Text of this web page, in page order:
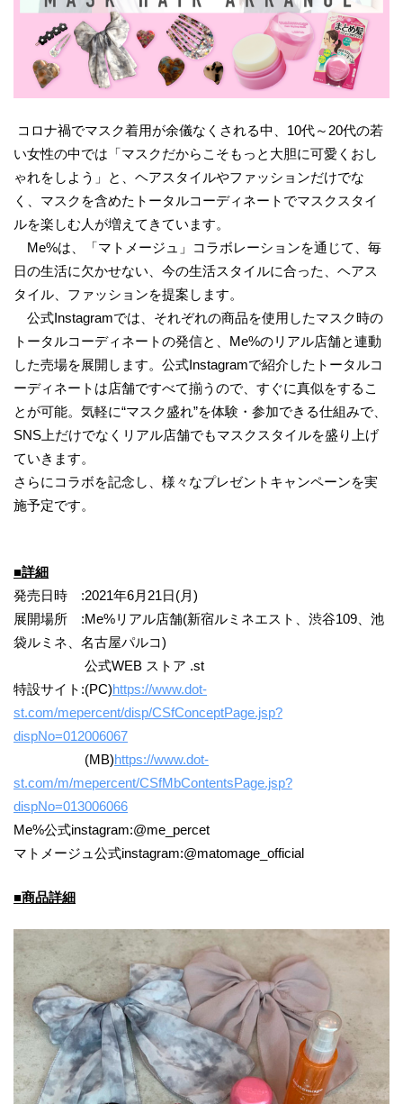
コロナ禍でマスク着用が余儀なくされる中、10代～20代の若
い女性の中では「マスクだからこそもっと大胆に可愛くおし
ゃれをしよう」と、ヘアスタイルやファッションだけでな
く、マスクを含めたトータルコーディネートでマスクスタイ
ルを楽しむ人が増えてきています。
Me%は、「マトメージュ」コラボレーションを通じて、毎
日の生活に欠かせない、今の生活スタイルに合った、ヘアス
タイル、ファッションを提案します。
公式Instagramでは、それぞれの商品を使用したマスク時の
トータルコーディネートの発信と、Me%のリアル店舗と連動
した売場を展開します。公式Instagramで紹介したトータルコ
ーディネートは店舗ですべて揃うので、すぐに真似をするこ
とが可能。気軽に“マスク盛れ”を体験・参加できる仕組みで、
SNS上だけでなくリアル店舗でもマスクスタイルを盛り上げ
ていきます。
さらにコラボを記念し、様々なプレゼントキャンペーンを実
施予定です。
■詳細
発売日時 :2021年6月21日(月)
展開場所 :Me%リアル店舗(新宿ルミネエスト、渋谷109、池
袋ルミネ、名古屋パルコ)
公式WEB ストア .st
特設サイト:(PC)https://www.dot-
st.com/mepercent/disp/CSfConceptPage.jsp?
dispNo=012006067
(MB)https://www.dot-
st.com/m/mepercent/CSfMbContentsPage.jsp?
dispNo=013006066
Me%公式instagram:@me_percet
マトメージュ公式instagram:@matomage_official
■商品詳細